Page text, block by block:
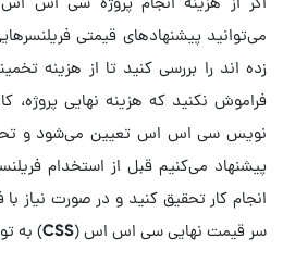
می‌توانید پیشنهادهای قیمتی
زده اند را بررسی کنید تا از هزینه
فراموش نکنید که هزینه نهایی پروژه،
نویس سی اس اس تعیین می‌شود و
پیشنهاد می‌کنیم قبل از استخدام
انجام کار تحقیق کنید و در صورت نیاز با
سر قیمت نهایی سی اس اس (CSS) به توافق برسید.